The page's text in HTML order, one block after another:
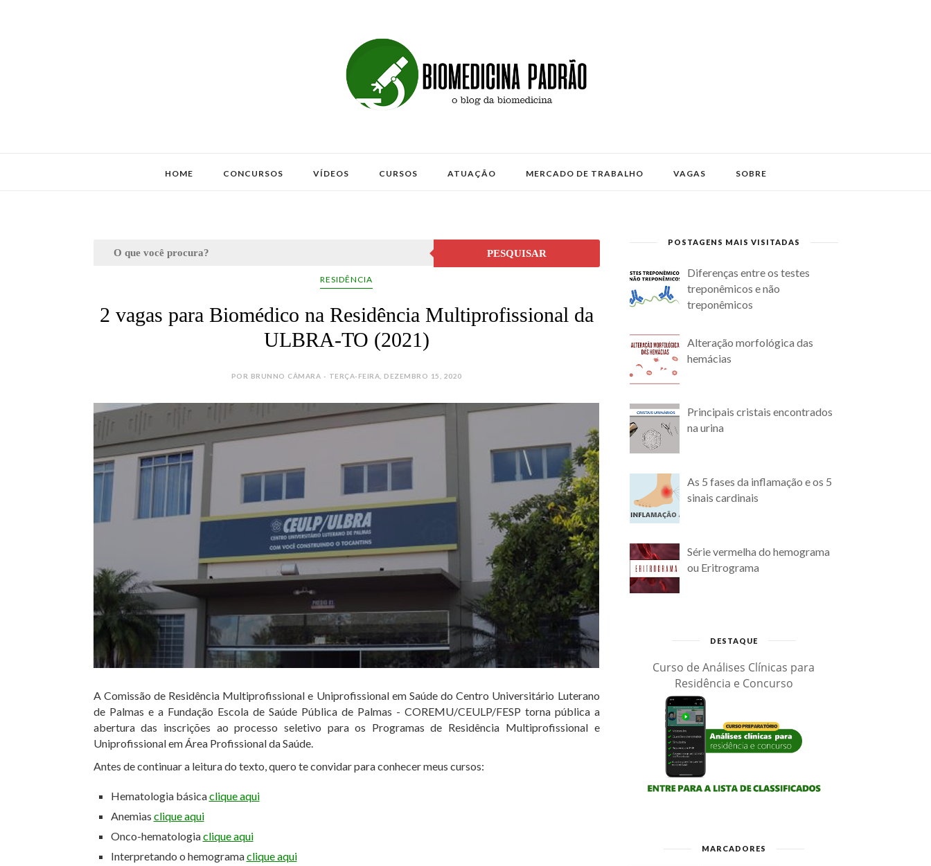
HOME CONCURSOS VÍDEOS CURSOS ATUAÇÃO MERCADO DE TRABALHO VAGAS SOBRE
PESQUISAR
RESIDÊNCIA
2 vagas para Biomédico na Residência Multiprofissional da
ULBRA-TO (2021)
POR BRUNNO CÂMARA - TERÇA-FEIRA, DEZEMBRO 15, 2020
A Comissão de Residência Multiprofissional e Uniprofissional em Saúde do Centro Universitário Luterano
de Palmas e a Fundação Escola de Saúde Pública de Palmas - COREMU/CEULP/FESP torna pública a
abertura das inscrições ao processo seletivo para os Programas de Residência Multiprofissional e
Uniprofissional em Área Profissional da Saúde.
Antes de continuar a leitura do texto, quero te convidar para conhecer meus cursos:
Hematologia básicaclique aqui
Anemias clique aqui
Onco-hematologiaclique aqui
Interpretando o hemogramaclique aqui
POSTAGENS MAIS VISITADAS
Diferenças entre os testes
treponêmicos e não
treponêmicos
Alteração morfológica das
hemácias
Principais cristais encontrados
na urina
As 5 fases da inflamação e os 5
sinais cardinais
Série vermelha do hemograma
ou Eritrograma
DESTAQUE
Curso de Análises Clínicas para
Residência e Concurso
MARCADORES